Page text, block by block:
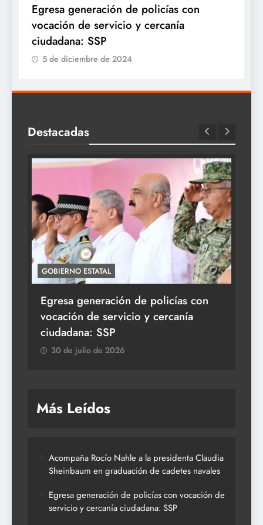
Egresa generación de policías con
vocación de servicio y cercanía
ciudadana: SSP
5 de diciembre de 2024
Destacadas
GOBIERNO ESTATAL
Egresa generación de policías con
vocación de servicio y cercanía
ciudadana: SSP
30 de julio de 2026
Más Leídos
Acompaña Rocío Nahle a la presidenta Claudia
Sheinbaum en graduación de cadetes navales
Egresa generación de policías con vocación de
servicio y cercanía ciudadana: SSP